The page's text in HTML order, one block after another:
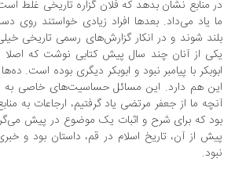
منابع نشان بدهد که فلان گزاره تاریخی غلط است. این
یاد می‌داد. بعدها افراد زیادی خواستند روی دست
شوند و در انکار گزارش‌های رسمی تاریخی خیلی
از آنان چند سال پیش کتابی نوشت که اصلا آن
با پیامبر نبود و ابوبکر دیگری بوده است. ده‌ها نظر
هم دارد. این مسائل حساسیت‌های خاصی به دنبال
ما از جعفر مرتضی یاد گرفتیم، ارجاعات به منابع در
که برای شرح و اثبات یک موضوع در پیش می‌گرفت؛
از آن، تاریخ اسلام در قم، داستان بود و خبری از